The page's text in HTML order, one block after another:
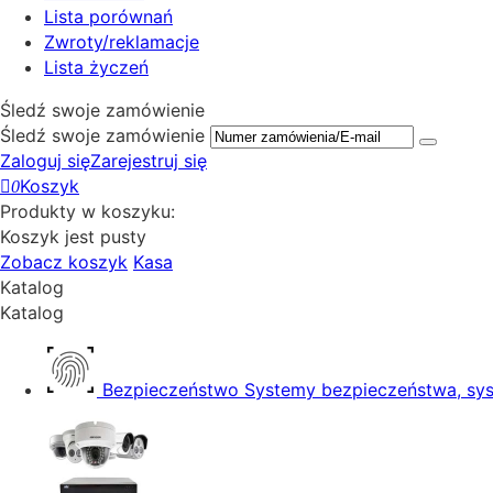
Lista porównań
Zwroty/reklamacje
Lista życzeń
Śledź swoje zamówienie
Śledź swoje zamówienie
Zaloguj sięZarejestruj się
0Koszyk
Produkty w koszyku:
Koszyk jest pusty
Zobacz koszyk Kasa
Katalog
Katalog
Bezpieczeństwo Systemy bezpieczeństwa,